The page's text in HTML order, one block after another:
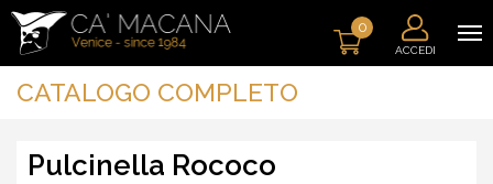
0
ACCEDI
CATALOGO COMPLETO
Pulcinella Rococo